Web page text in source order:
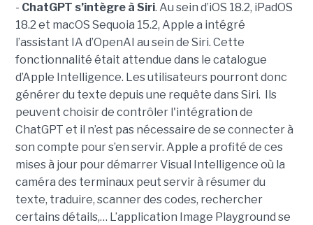
- ChatGPT s’intègre à Siri. Au sein d’iOS 18.2, iPadOS
18.2 et macOS Sequoia 15.2, Apple a intégré
l’assistant IA d’OpenAI au sein de Siri. Cette
fonctionnalité était attendue dans le catalogue
d’Apple Intelligence. Les utilisateurs pourront donc
générer du texte depuis une requête dans Siri. Ils
peuvent choisir de contrôler l'intégration de
ChatGPT et il n’est pas nécessaire de se connecter à
son compte pour s’en servir. Apple a profité de ces
mises à jour pour démarrer Visual Intelligence où la
caméra des terminaux peut servir à résumer du
texte, traduire, scanner des codes, rechercher
certains détails,… L’application Image Playground se